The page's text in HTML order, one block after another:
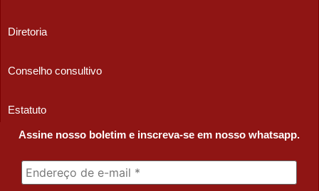
Diretoria
Conselho consultivo
Estatuto
Assine nosso boletim e inscreva-se em nosso whatsapp.